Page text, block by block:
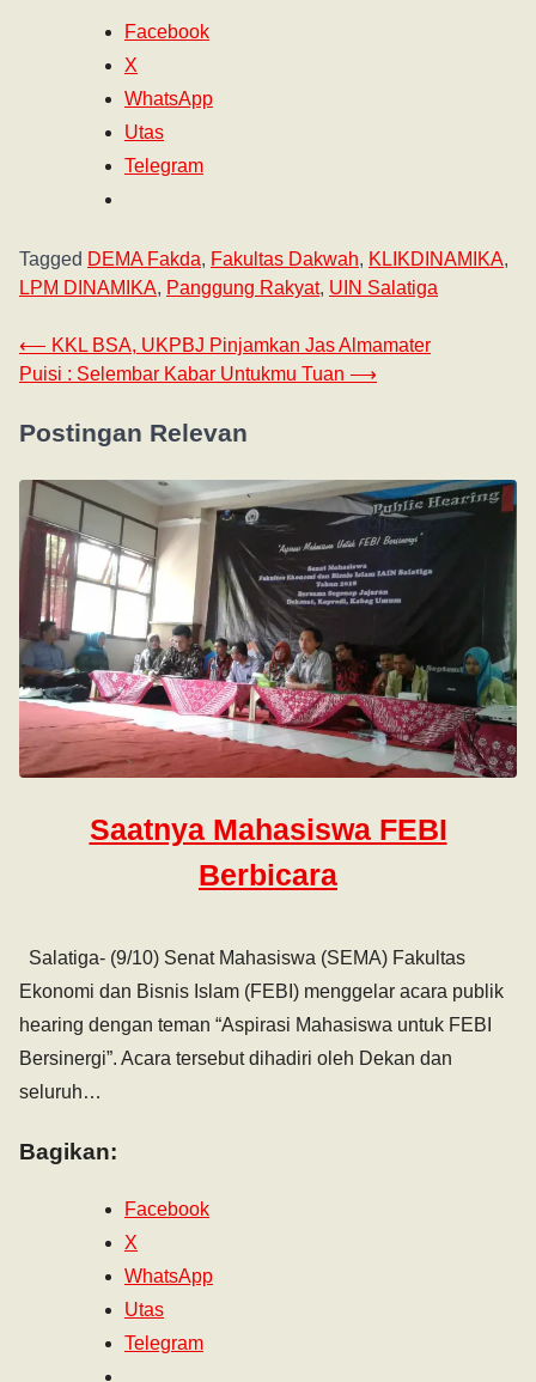
Facebook
X
WhatsApp
Utas
Telegram
Tagged DEMA Fakda, Fakultas Dakwah, KLIKDINAMIKA,
LPM DINAMIKA, Panggung Rakyat, UIN Salatiga
⟵ KKL BSA, UKPBJ Pinjamkan Jas Almamater
Puisi : Selembar Kabar Untukmu Tuan ⟶
Postingan Relevan
Saatnya Mahasiswa FEBI
Berbicara
Salatiga- (9/10) Senat Mahasiswa (SEMA) Fakultas
Ekonomi dan Bisnis Islam (FEBI) menggelar acara publik
hearing dengan teman “Aspirasi Mahasiswa untuk FEBI
Bersinergi”. Acara tersebut dihadiri oleh Dekan dan
seluruh…
Bagikan:
Facebook
X
WhatsApp
Utas
Telegram